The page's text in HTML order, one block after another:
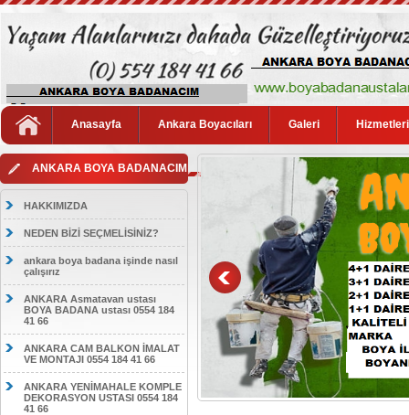
Anasayfa Ankara Boyacıları Galeri
ANKARA BOYA BADANACIM
HAKKIMIZDA
NEDEN BİZİ SEÇMELİSİNİZ?
ankara boya badana işinde nasıl
çalışırız
ANKARA Asmatavan ustası
BOYA BADANA ustası 0554 184
41 66
ANKARA CAM BALKON İMALAT
VE MONTAJI 0554 184 41 66
ANKARA YENİMAHALE KOMPLE
DEKORASYON USTASI 0554 184
41 66